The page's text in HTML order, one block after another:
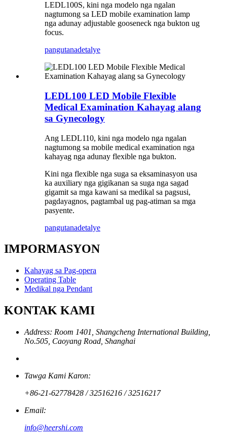
LEDL100S, kini nga modelo nga ngalan
nagtumong sa LED mobile examination lamp
nga adunay adjustable gooseneck nga bukton ug
focus.
pangutanadetalye
LEDL100 LED Mobile Flexible
Medical Examination Kahayag alang
sa Gynecology
Ang LEDL110, kini nga modelo nga ngalan
nagtumong sa mobile medical examination nga
kahayag nga adunay flexible nga bukton.
Kini nga flexible nga suga sa eksaminasyon usa
ka auxiliary nga gigikanan sa suga nga sagad
gigamit sa mga kawani sa medikal sa pagsusi,
pagdayagnos, pagtambal ug pag-atiman sa mga
pasyente.
pangutanadetalye
IMPORMASYON
Kahayag sa Pag-opera
Operating Table
Medikal nga Pendant
KONTAK KAMI
Address: Room 1401, Shangcheng International Building,
No.505, Caoyang Road, Shanghai
Tawga Kami Karon:
+86-21-62778428 / 32516216 / 32516217
Email:
info@heershi.com